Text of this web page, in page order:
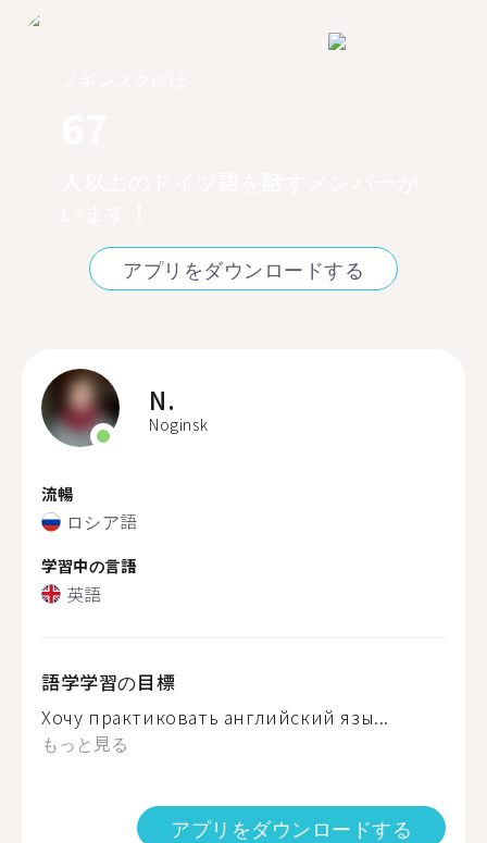
アプリをダウンロードする
N.
Noginsk
流暢
ロシア語
学習中の言語
英語
語学学習の目標
Хочу практиковать английский язы...
もっと見る
アプリをダウンロードする